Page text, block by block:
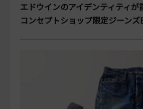
エドウインのアイデンティティが
コンセプトショップ限定ジーンズ